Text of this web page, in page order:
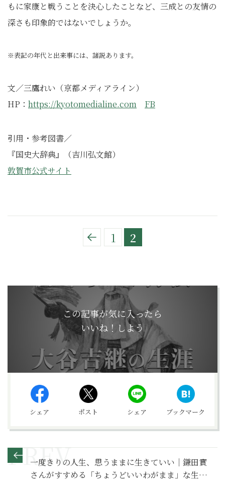
もに家康と戦うことを決心したことなど、三成との友情の
深さも印象的ではないでしょうか。
※表記の年代と出来事には、諸説あります。
文／三鷹れい（京都メディアライン）
HP： https://kyotomedialine.com FB
引用・参考図書／
『国史大辞典』（吉川弘文館）
敦賀市公式サイト
1 2
この記事が気に入ったら
いいね！しよう
シェア ポスト シェア ブックマーク
一度きりの人生、思うままに生きていい｜鎌田實
さんがすすめる「ちょうどいいわがまま」な生き